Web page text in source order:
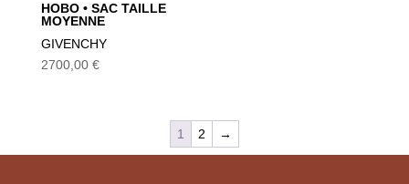
HOBO • SAC TAILLE
MOYENNE
GIVENCHY
2700,00 €
1 2 →